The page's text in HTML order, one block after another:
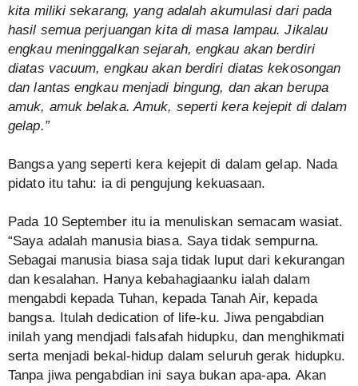
kita miliki sekarang, yang adalah akumulasi dari pada
hasil semua perjuangan kita di masa lampau. Jikalau
engkau meninggalkan sejarah, engkau akan berdiri
diatas vacuum, engkau akan berdiri diatas kekosongan
dan lantas engkau menjadi bingung, dan akan berupa
amuk, amuk belaka. Amuk, seperti kera kejepit di dalam
gelap.”
Bangsa yang seperti kera kejepit di dalam gelap. Nada
pidato itu tahu: ia di pengujung kekuasaan.
Pada 10 September itu ia menuliskan semacam wasiat.
“Saya adalah manusia biasa. Saya tidak sempurna.
Sebagai manusia biasa saja tidak luput dari kekurangan
dan kesalahan. Hanya kebahagiaanku ialah dalam
mengabdi kepada Tuhan, kepada Tanah Air, kepada
bangsa. Itulah dedication of life-ku. Jiwa pengabdian
inilah yang mendjadi falsafah hidupku, dan menghikmati
serta menjadi bekal-hidup dalam seluruh gerak hidupku.
Tanpa jiwa pengabdian ini saya bukan apa-apa. Akan